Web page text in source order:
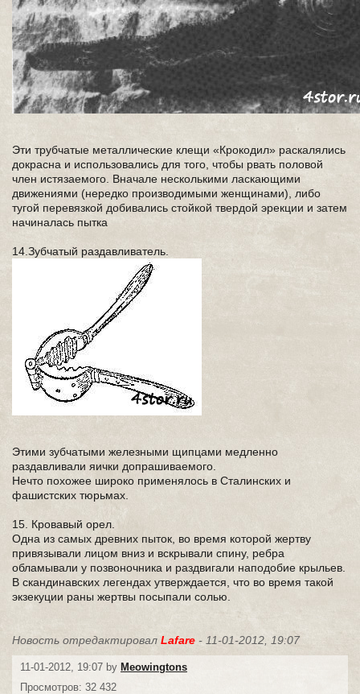
Эти трубчатые металлические клещи «Крокодил» раскалялись
докрасна и использовались для того, чтобы рвать половой
член истязаемого. Вначале несколькими ласкающими
движениями (нередко производимыми женщинами), либо
тугой перевязкой добивались стойкой твердой эрекции и затем
начиналась пытка
14.Зубчатый раздавливатель.
Этими зубчатыми железными щипцами медленно
раздавливали яички допрашиваемого.
Нечто похожее широко применялось в Сталинских и
фашистских тюрьмах.
15. Кровавый орел.
Одна из самых древних пыток, во время которой жертву
привязывали лицом вниз и вскрывали спину, ребра
обламывали у позвоночника и раздвигали наподобие крыльев.
В скандинавских легендах утверждается, что во время такой
экзекуции раны жертвы посыпали солью.
Новость отредактировал Lafare - 11-01-2012, 19:07
11-01-2012, 19:07 by Meowingtons
Просмотров: 32 432